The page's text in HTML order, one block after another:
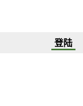
登陆